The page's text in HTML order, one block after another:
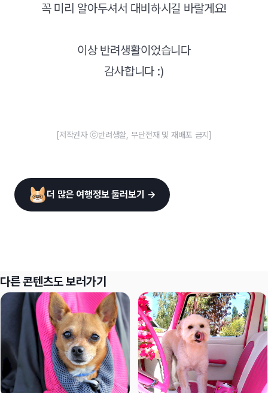
꼭 미리 알아두셔서 대비하시길 바랄게요!
이상 반려생활이었습니다
감사합니다 :)
[저작권자 ⓒ반려생활, 무단전재 및 재배포 금지]
더 많은 여행정보 둘러보기 →
다른 콘텐츠도 보러가기